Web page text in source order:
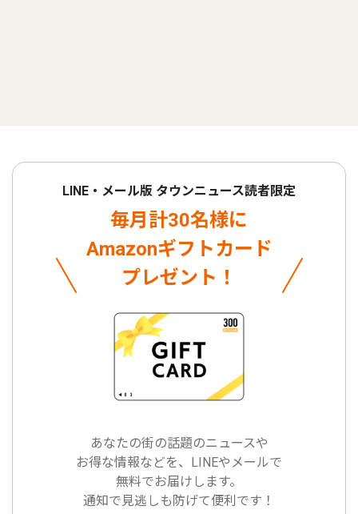
LINE・メール版 タウンニュース読者限定
毎月計30名様に
Amazonギフトカード
プレゼント！
あなたの街の話題のニュースや
お得な情報などを、LINEやメールで
無料でお届けします。
通知で見逃しも防げて便利です！